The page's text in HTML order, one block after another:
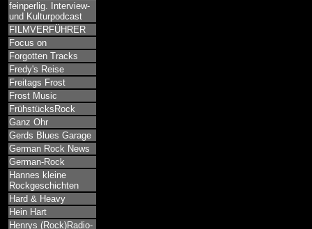
feinperlig. Interview-
und Kulturpodcast
FILMVERFÜHRER
Focus on
Forgotten Tracks
Fredy's Reise
Freitags Frost
Frost Music
FrühstücksRock
Ganz Ohr
Gerds Blues Garage
German Rock News
German-Rock
Hannes kleine
Rockgeschichten
Hard & Heavy
Hein Hart
Henrys (Rock)Radio-